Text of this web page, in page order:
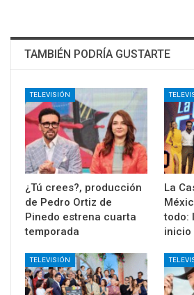
TAMBIÉN PODRÍA GUSTARTE
TELEVISIÓN
¿Tú crees?, producción
de Pedro Ortiz de
Pinedo estrena cuarta
temporada
La
todo:
inicio
TELEVISIÓN